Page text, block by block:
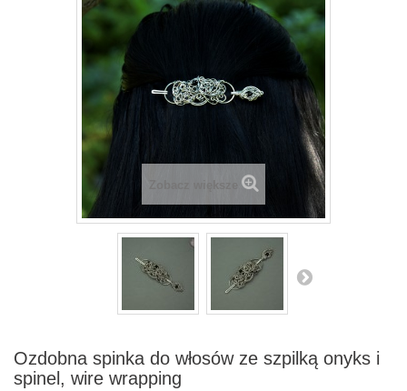
Ozdobna spinka do włosów ze szpilką onyks i
spinel, wire wrapping